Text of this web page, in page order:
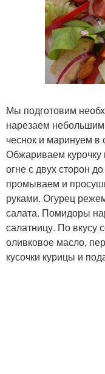
Мы подготовим
нарезаем
чеснок и маринуем в
Обжариваем
огне с двух сторон
промываем и
руками. Огурец
салата. Помидоры
салатницу. По вкусу
оливковое масло,
кусочки курицы и